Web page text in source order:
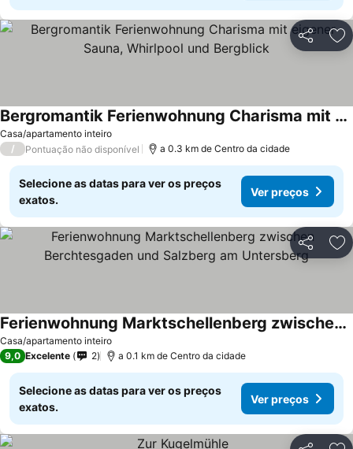
Partilhar
Casa/apartamento inteiro
Bergromantik Ferienwohnung Charisma mit eigener Sauna, Whirlpool und Bergblick
/ Pontuação não disponível a 0.3 km de Centro da cidade
Selecione as datas para ver os preços
exatos.
Ver preços
Partilhar
Casa/apartamento inteiro
Ferienwohnung Marktschellenberg zwischen Berchtesgaden und Salzberg am Untersberg
9,0 Excelente 2 a 0.1 km de Centro da cidade
Selecione as datas para ver os preços
exatos.
Ver preços